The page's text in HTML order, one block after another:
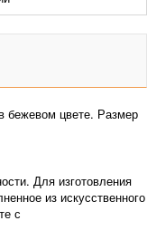
бежевом цвете. Размер
Для изготовления
из искусственного
с